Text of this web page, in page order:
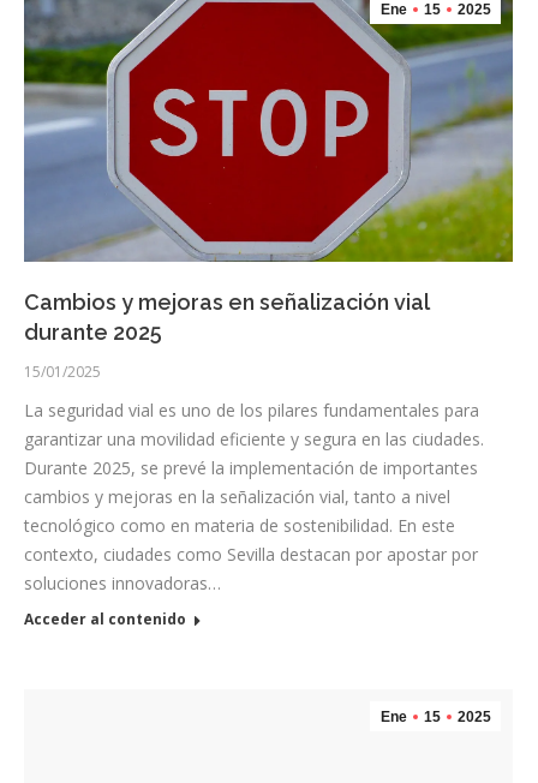
Ene 15 2025
Cambios y mejoras en señalización vial
durante 2025
15/01/2025
La seguridad vial es uno de los pilares fundamentales para
garantizar una movilidad eficiente y segura en las ciudades.
Durante 2025, se prevé la implementación de importantes
cambios y mejoras en la señalización vial, tanto a nivel
tecnológico como en materia de sostenibilidad. En este
contexto, ciudades como Sevilla destacan por apostar por
soluciones innovadoras…
Acceder al contenido
Ene 15 2025